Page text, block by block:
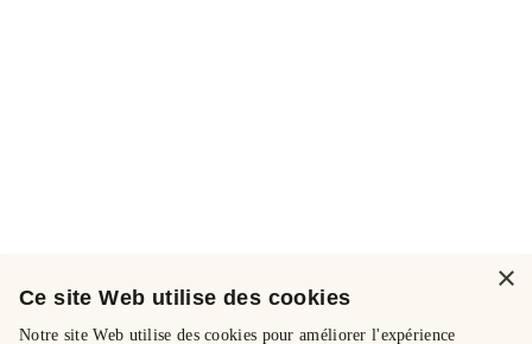
×
Ce site Web utilise des cookies
Notre site Web utilise des cookies pour améliorer l'expérience